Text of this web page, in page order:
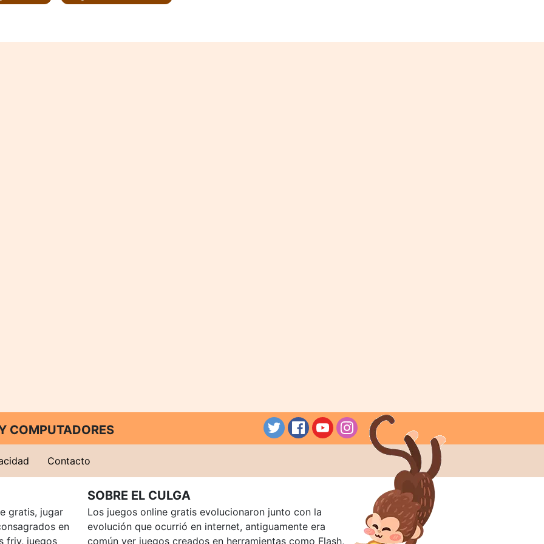
COMPUTADORES
Contacto
gratis, jugar
en
friv, juegos
SOBRE EL CULGA
Los juegos online gratis evolucionaron junto con la
evolución que ocurrió en internet, antiguamente era
común ver juegos creados en herramientas como Flash,